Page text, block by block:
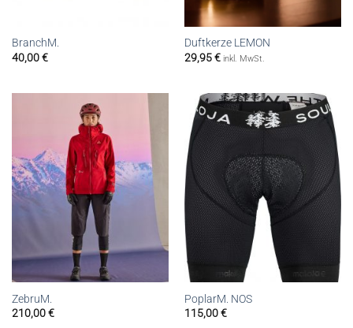
BranchM.
40,00€
Duftkerze LEMON
29,95€ inkl. MwSt.
ZebruM.
210,00€
PoplarM. NOS
115,00€